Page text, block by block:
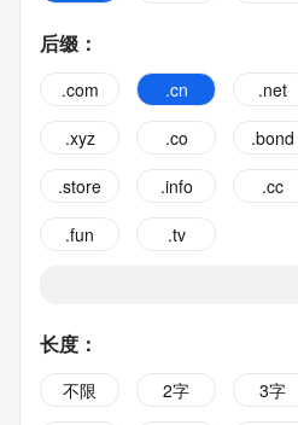
后缀 ：
.com .cn .net
.xyz
.co .bond
.store
.info .cc
.fun
.tv
长度 ：
不限 2字 3字